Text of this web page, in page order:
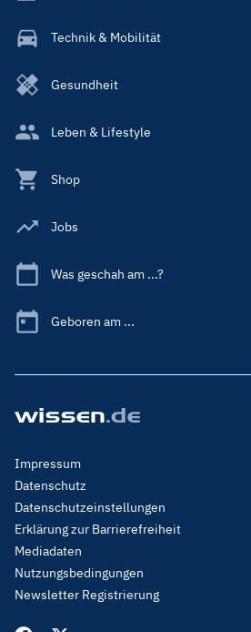
Technik & Mobilität
Gesundheit
Leben & Lifestyle
Shop
Jobs
Was geschah am ...?
Geboren am ...
Footer
Menu
Legal
Impressum
Datenschutz
Datenschutzeinstellungen
Erklärung zur Barrierefreiheit
Mediadaten
Nutzungsbedingungen
Newsletter Registrierung